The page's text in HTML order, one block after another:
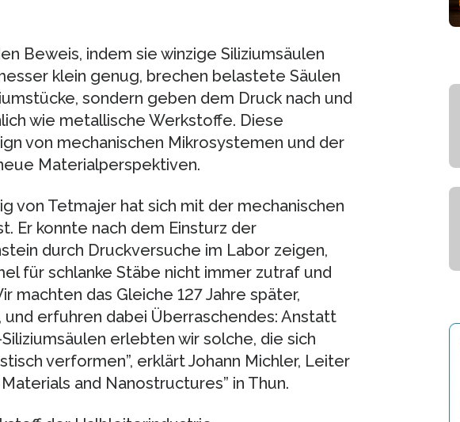
Beweis, indem sie winzige Siliziumsäulen
klein genug, brechen belastete Säulen
sondern geben dem Druck nach und
wie metallische Werkstoffe. Diese
von mechanischen Mikrosystemen und der
Materialperspektiven.
von Tetmajer hat sich mit der mechanischen
Er konnte nach dem Einsturz der
durch Druckversuche im Labor zeigen,
für schlanke Stäbe nicht immer zutraf und
machten das Gleiche 127 Jahre später,
erfuhren dabei Überraschendes: Anstatt
erlebten wir solche, die sich
verformen”, erklärt Johann Michler, Leiter
and Nanostructures” in Thun.